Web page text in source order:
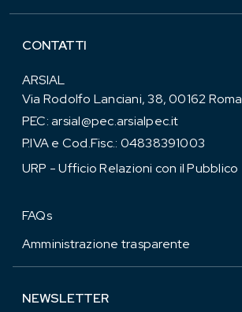
CONTATTI
ARSIAL
Via Rodolfo Lanciani, 38, 00162 Roma
PEC:arsial@pec.arsialpec.it
P.IVA e Cod.Fisc.: 04838391003
URP - Ufficio Relazioni con il Pubblico
FAQs
Amministrazione trasparente
NEWSLETTER